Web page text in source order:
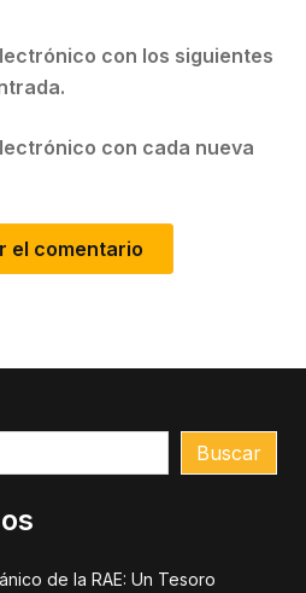
con los siguientes
con cada nueva
Buscar
de la RAE: Un Tesoro